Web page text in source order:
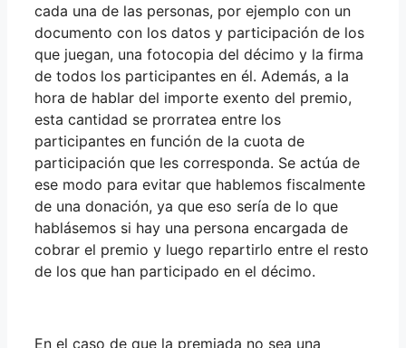
cada una de las personas, por ejemplo con un
documento con los datos y participación de los
que juegan, una fotocopia del décimo y la firma
de todos los participantes en él. Además, a la
hora de hablar del importe exento del premio,
esta cantidad se prorratea entre los
participantes en función de la cuota de
participación que les corresponda. Se actúa de
ese modo para evitar que hablemos fiscalmente
de una donación, ya que eso sería de lo que
hablásemos si hay una persona encargada de
cobrar el premio y luego repartirlo entre el resto
de los que han participado en el décimo.
En el caso de que la premiada no sea una